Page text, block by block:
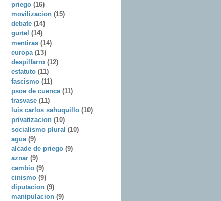
priego (16)
movilizacion (15)
debate (14)
gurtel (14)
mentiras (14)
europa (13)
despilfarro (12)
estatuto (11)
fascismo (11)
psoe de cuenca (11)
trasvase (11)
luis carlos sahuquillo (10)
privatizacion (10)
socialismo plural (10)
agua (9)
alcade de priego (9)
aznar (9)
cambio (9)
cinismo (9)
diputacion (9)
manipulacion (9)